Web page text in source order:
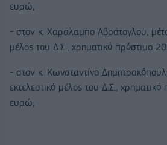
ευρώ,
- στον κ. Χαράλαμπο Αβράτογλου,
μέλος του Δ.Σ., χρηματικό πρόστιμο
- στον κ. Κωνσταντίνο
εκτελεστικό μέλος του Δ.Σ.,
ευρώ,